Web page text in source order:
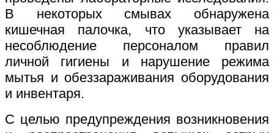
В некоторых смывах обнаружена
кишечная палочка, что указывает на
несоблюдение персоналом правил
личной гигиены и нарушение режима
мытья и обеззараживания оборудования
и инвентаря.
С целью предупреждения возникновения